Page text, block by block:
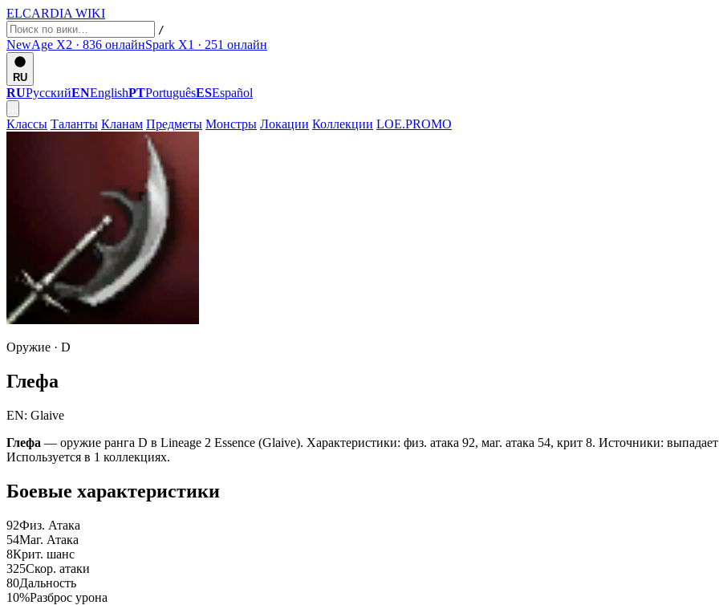
ELCARDIA WIKI
/
NewAge X2 · 836 онлайнSpark X1 · 251 онлайн
RU
RUРусскийENEnglishPTPortuguêsESEspañol
Классы Таланты Кланам Предметы Монстры Локации Коллекции LOE.PROMO
Оружие · D
Глефа
EN: Glaive
Глефа — оружие ранга D в Lineage 2 Essence (Glaive). Характеристики: физ. атака 92, маг. атака 54, крит 8. Источники:
Используется в 1 коллекциях.
Боевые характеристики
92Физ. Атака
54Маг. Атака
8Крит. шанс
325Скор. атаки
80Дальность
10%Разброс урона